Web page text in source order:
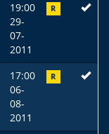
19:00
29-
07-
2011
R
17:00
06-
08-
2011
R